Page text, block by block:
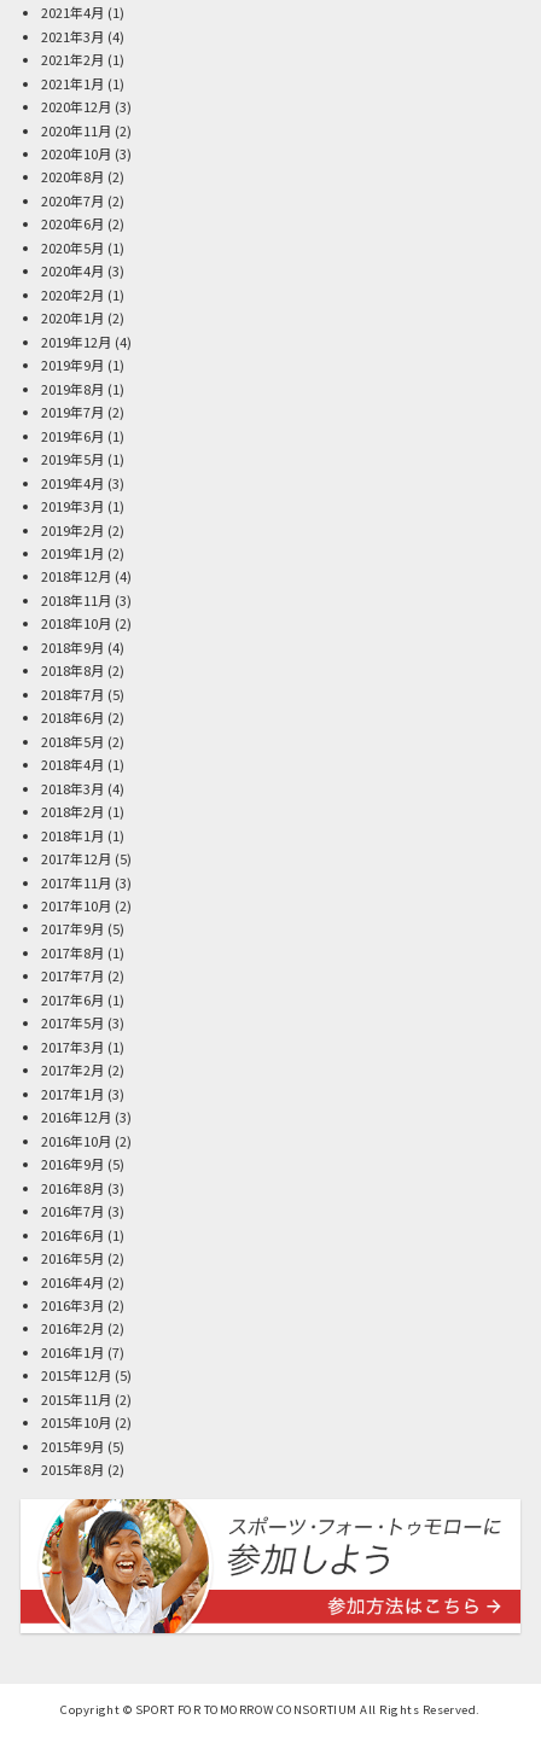
2021年4月 (1)
2021年3月 (4)
2021年2月 (1)
2021年1月 (1)
2020年12月 (3)
2020年11月 (2)
2020年10月 (3)
2020年8月 (2)
2020年7月 (2)
2020年6月 (2)
2020年5月 (1)
2020年4月 (3)
2020年2月 (1)
2020年1月 (2)
2019年12月 (4)
2019年9月 (1)
2019年8月 (1)
2019年7月 (2)
2019年6月 (1)
2019年5月 (1)
2019年4月 (3)
2019年3月 (1)
2019年2月 (2)
2019年1月 (2)
2018年12月 (4)
2018年11月 (3)
2018年10月 (2)
2018年9月 (4)
2018年8月 (2)
2018年7月 (5)
2018年6月 (2)
2018年5月 (2)
2018年4月 (1)
2018年3月 (4)
2018年2月 (1)
2018年1月 (1)
2017年12月 (5)
2017年11月 (3)
2017年10月 (2)
2017年9月 (5)
2017年8月 (1)
2017年7月 (2)
2017年6月 (1)
2017年5月 (3)
2017年3月 (1)
2017年2月 (2)
2017年1月 (3)
2016年12月 (3)
2016年10月 (2)
2016年9月 (5)
2016年8月 (3)
2016年7月 (3)
2016年6月 (1)
2016年5月 (2)
2016年4月 (2)
2016年3月 (2)
2016年2月 (2)
2016年1月 (7)
2015年12月 (5)
2015年11月 (2)
2015年10月 (2)
2015年9月 (5)
2015年8月 (2)
Copyright © SPORT FOR TOMORROW CONSORTIUM All Rights Reserved.